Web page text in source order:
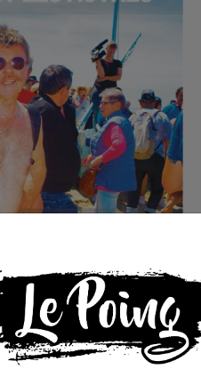
numéro papier du